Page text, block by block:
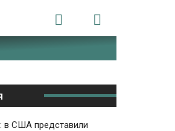
в США представили